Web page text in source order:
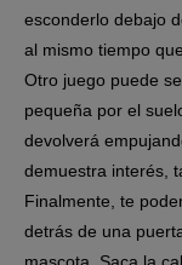
esconderlo debajo
al mismo tiempo
Otro juego puede
pequeña por el
devolverá
demuestra interés,
Finalmente, te
detrás de una
mascota. Saca la